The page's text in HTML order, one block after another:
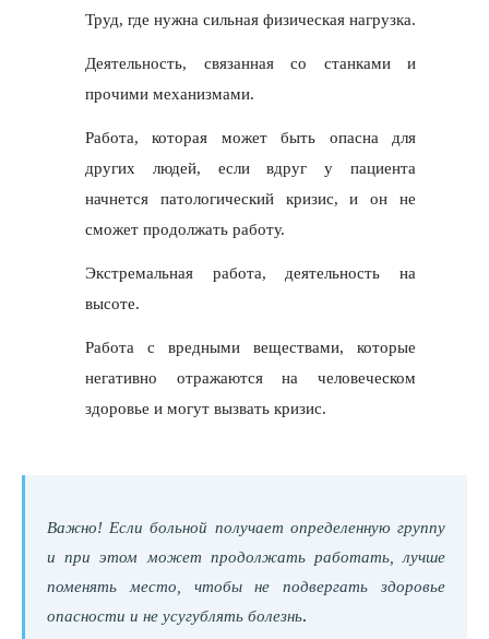
Труд, где нужна сильная физическая нагрузка.
Деятельность, связанная со станками и
прочими механизмами.
Работа, которая может быть опасна для
других людей, если вдруг у пациента
начнется патологический кризис, и он не
сможет продолжать работу.
Экстремальная работа, деятельность на
высоте.
Работа с вредными веществами, которые
негативно отражаются на человеческом
здоровье и могут вызвать кризис.
Важно! Если больной получает определенную группу
и при этом может продолжать работать, лучше
поменять место, чтобы не подвергать здоровье
опасности и не усугублять болезнь.